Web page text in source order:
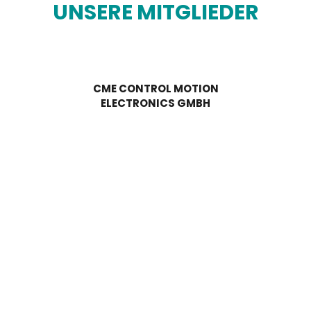
UNSERE MITGLIEDER
CME CONTROL MOTION
ELECTRONICS GMBH